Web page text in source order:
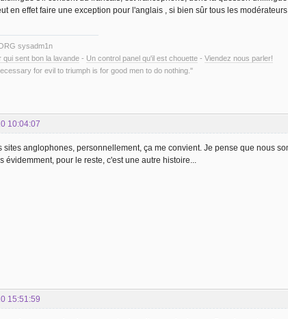
en effet faire une exception pour l'anglais , si bien sûr tous les
sysadm1n
qui sent bon la lavande - Un control panel qu'il est chouette - Viendez nous parler!
for evil to triumph is for good men to do nothing."
10:04:07
sites anglophones, personnellement, ça me convient. Je pense que nous
évidemment, pour le reste, c'est une autre histoire...
15:51:59